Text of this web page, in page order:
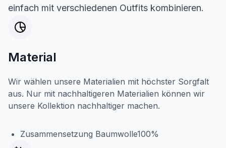
einfach mit verschiedenen Outfits kombinieren.
Material
Wir wählen unsere Materialien mit höchster Sorgfalt
aus. Nur mit nachhaltigeren Materialien können wir
unsere Kollektion nachhaltiger machen.
Zusammensetzung Baumwolle100%